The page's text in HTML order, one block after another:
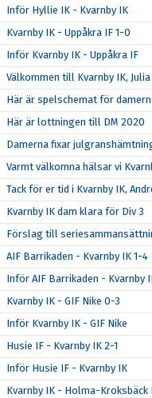
Inför Hyllie IK - Kvarnby IK
Kvarnby IK - Uppåkra IF 1-0
Inför Kvarnby IK - Uppåkra IF
Välkommen till Kvarnby IK,
Här är spelschemat för
Här är lottningen till DM 2020
Damerna fixar
Varmt välkomna hälsar vi
Tack för er tid i Kvarnby IK,
Kvarnby IK dam klara för Div 3
Förslag till
AIF Barrikaden - Kvarnby IK 1-4
Inför AIF Barrikaden - Kvarnby
Kvarnby IK - GIF Nike 0-3
Inför Kvarnby IK - GIF Nike
Husie IF - Kvarnby IK 2-1
Inför Husie IF - Kvarnby IK
Kvarnby IK - Holma-Kroksbäck